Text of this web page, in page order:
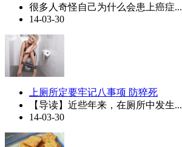
很多人奇怪自己为什么会患上癌症...
14-03-30
上厕所定要牢记八事项 防猝死
【导读】近些年来，在厕所中发生...
14-03-30